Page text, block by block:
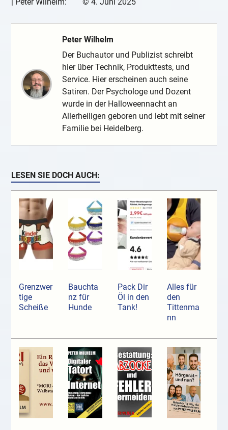
Peter Wilhelm: © 4. Juni 2025
Peter Wilhelm
Der Buchautor und Publizist schreibt
hier über Technik, Produkttests, und
Service. Hier erscheinen auch seine
Satiren. Der Psychologe und Dozent
wurde in der Halloweennacht an
Allerheiligen geboren und lebt mit seiner
Familie bei Heidelberg.
LESEN SIE DOCH AUCH:
Grenzwer
tige
Scheiße
Bauchta
nz für
Hunde
Pack Dir
Öl in den
Tank!
Alles für
den
Tittenma
nn